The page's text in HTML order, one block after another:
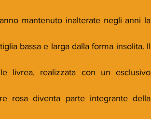
mantenuto inalterate negli anni la
bassa e larga dalla forma insolita. Il
livrea, realizzata con un esclusivo
rosa diventa parte integrante della